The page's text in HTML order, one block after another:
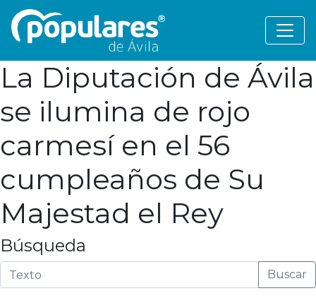
La Diputación de Ávila
se ilumina de rojo
carmesí en el 56
cumpleaños de Su
Majestad el Rey
Búsqueda
Buscar